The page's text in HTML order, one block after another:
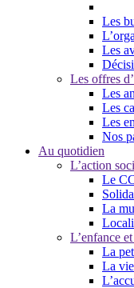
Les
Les
Les offres
Les
Les
Les
Nos
Au quotidien
L’action
Le
La
L’enfance
La
La